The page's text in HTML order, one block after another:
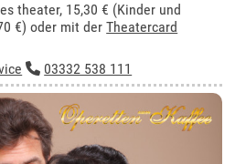
theater, 15,30 € (Kinder und
€) oder mit derTheatercard
03332 538 111